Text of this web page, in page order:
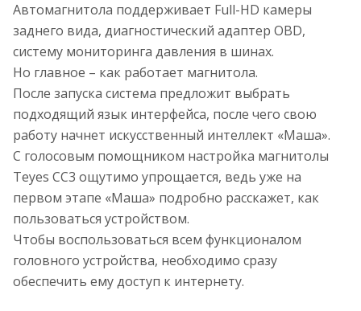
Автомагнитола поддерживает Full-HD камеры
заднего вида, диагностический адаптер OBD,
систему мониторинга давления в шинах.
Но главное – как работает магнитола.
После запуска система предложит выбрать
подходящий язык интерфейса, после чего свою
работу начнет искусственный интеллект «Маша».
С голосовым помощником настройка магнитолы
Teyes CC3 ощутимо упрощается, ведь уже на
первом этапе «Маша» подробно расскажет, как
пользоваться устройством.
Чтобы воспользоваться всем функционалом
головного устройства, необходимо сразу
обеспечить ему доступ к интернету.